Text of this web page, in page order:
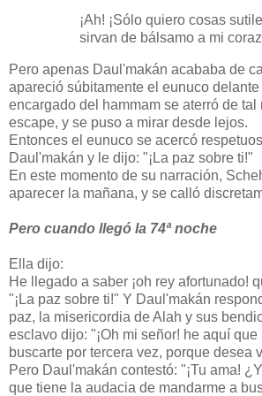
¡Ah! ¡Sólo quiero cosas
sirvan de bálsamo a mi
Pero apenas Daul'makán acababa de
apareció súbitamente el eunuco
encargado del hammam se aterró de tal
escape, y se puso a mirar desde lejos.
Entonces el eunuco se acercó
Daul'makán y le dijo: "¡La paz sobre ti!"
En este momento de su narración,
aparecer la mañana, y se calló
Pero cuando llegó la 74ª noche
Ella dijo:
He llegado a saber ¡oh rey afortunado!
"¡La paz sobre ti!" Y Daul'makán
paz, la misericordia de Alah y sus
esclavo dijo: "¡Oh mi señor! he aquí
buscarte por tercera vez, porque desea
Pero Daul'makán contestó: "¡Tu ama!
que tiene la audacia de mandarme a